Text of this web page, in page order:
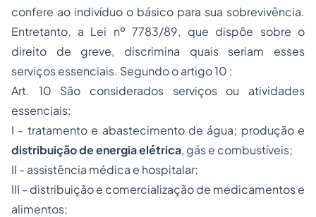
confere ao indivíduo o básico para sua sobrevivência.
Entretanto, a Lei nº 7783/89, que dispõe sobre o
direito de greve, discrimina quais seriam esses
serviços essenciais. Segundo o artigo 10 :
Art. 10 São considerados serviços ou atividades
essenciais:
I - tratamento e abastecimento de água; produção e
distribuição de energia elétrica, gás e combustíveis;
II - assistência médica e hospitalar;
III - distribuição e comercialização de medicamentos e
alimentos;